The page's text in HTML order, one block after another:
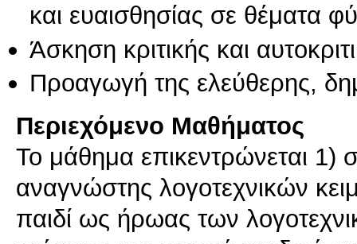
και ευαισθησίας σε θέματα
Άσκηση κριτικής και
Προαγωγή της ελεύθερης,
Περιεχόμενο Μαθήματος
Το μάθημα επικεντρώνεται 1)
αναγνώστης λογοτεχνικών
παιδί ως ήρωας των